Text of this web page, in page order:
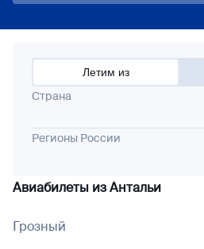
Летим из
Страна
Регионы России
Авиабилеты изАнтальи
Грозный